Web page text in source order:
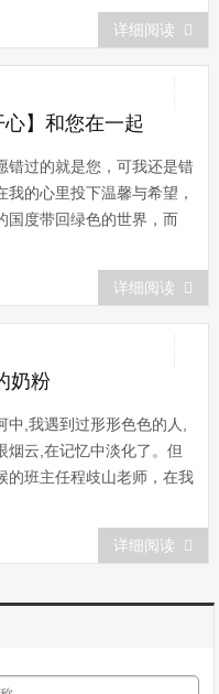
先翠老师。 1978年的秋
季节。已近8岁的我踏上了
学征程。报名的新生太多，
我们数木棍来决定我们的去
...
详细阅读
心】和您在一起
错过的就是您，可我还是错
我的心里投下温馨与希望，
国度带回绿色的世界，而
然会和您在一起。 ――写
，我对您的爱，因为仅
。 我一个人坐在楼顶
方，猜测着远方天空下所生
，猜...
详细阅读
奶粉
中,我遇到过形形色色的人,
烟云,在记忆中淡化了。但
的班主任程歧山老师，在我
事就象发生在昨日一般历历
的关心和呵护，让我体会到
的是程老师送给我的一袋奶
详细阅读